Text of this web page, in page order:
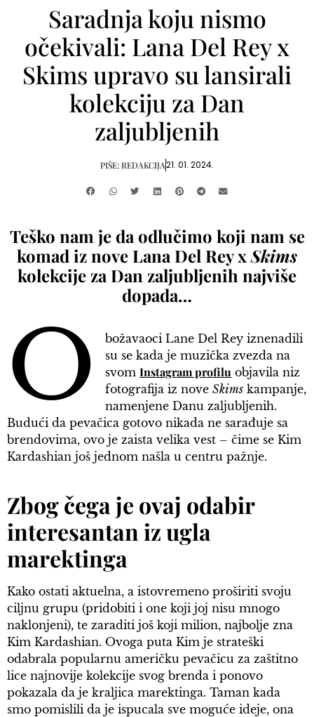
Saradnja koju nismo
očekivali: Lana Del Rey x
Skims upravo su lansirali
kolekciju za Dan
zaljubljenih
PIŠE:REDAKCIJA21. 01. 2024.
Teško nam je da odlučimo koji nam se
komad iz nove Lana Del Rey xSkims
kolekcije za Dan zaljubljenih najviše
dopada…
O
božavaoci Lane Del Rey iznenadili
su se kada je muzička zvezda na
svomInstagram profilu objavila niz
fotografija iz noveSkims kampanje,
namenjene Danu zaljubljenih.
Budući da pevačica gotovo nikada ne sarađuje sa
brendovima, ovo je zaista velika vest – čime se Kim
Kardashian još jednom našla u centru pažnje.
Zbog čega je ovaj odabir
interesantan iz ugla
marektinga
Kako ostati aktuelna, a istovremeno proširiti svoju
ciljnu grupu (pridobiti i one koji joj nisu mnogo
naklonjeni), te zaraditi još koji milion, najbolje zna
Kim Kardashian. Ovoga puta Kim je strateški
odabrala popularnu američku pevačicu za zaštitno
lice najnovije kolekcije svog brenda i ponovo
pokazala da je kraljica marektinga. Taman kada
smo pomislili da je ispucala sve moguće ideje, ona